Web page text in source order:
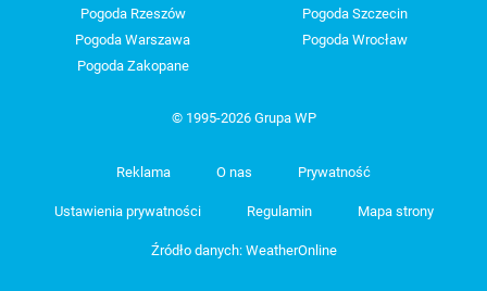
Pogoda Rzeszów
Pogoda Szczecin
Pogoda Warszawa
Pogoda Wrocław
Pogoda Zakopane
© 1995-2026 Grupa WP
Reklama O nas Prywatność
Ustawienia prywatności Regulamin Mapa strony
Źródło danych: WeatherOnline